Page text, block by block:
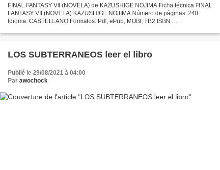
FINAL FANTASY VII (NOVELA) de KAZUSHIGE NOJIMA Ficha técnica FINAL
FANTASY VII (NOVELA) KAZUSHIGE NOJIMA Número de páginas: 240
Idioma: CASTELLANO Formatos: Pdf, ePub, MOBI, FB2 ISBN:
Descargar...
LOS SUBTERRANEOS leer el libro
Publié le 29/08/2021 à 04:00
Par awochock